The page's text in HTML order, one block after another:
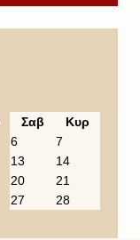
Σαβ
Κυρ
6
7
13
14
20
21
27
28